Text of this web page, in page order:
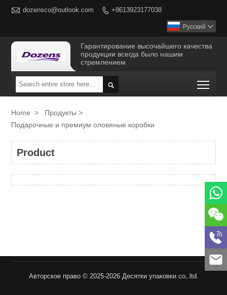
 dozensco@outlook.com  +8613923177038
Русский 
Гарантирование высочайшего качества
продукции всегда было нашим
стремлением

Home > Продукты >
Подарочные и премиум оловяные коробки
Product
Авторское право © 2025-2026 Десятки упаковки co,.ltd.